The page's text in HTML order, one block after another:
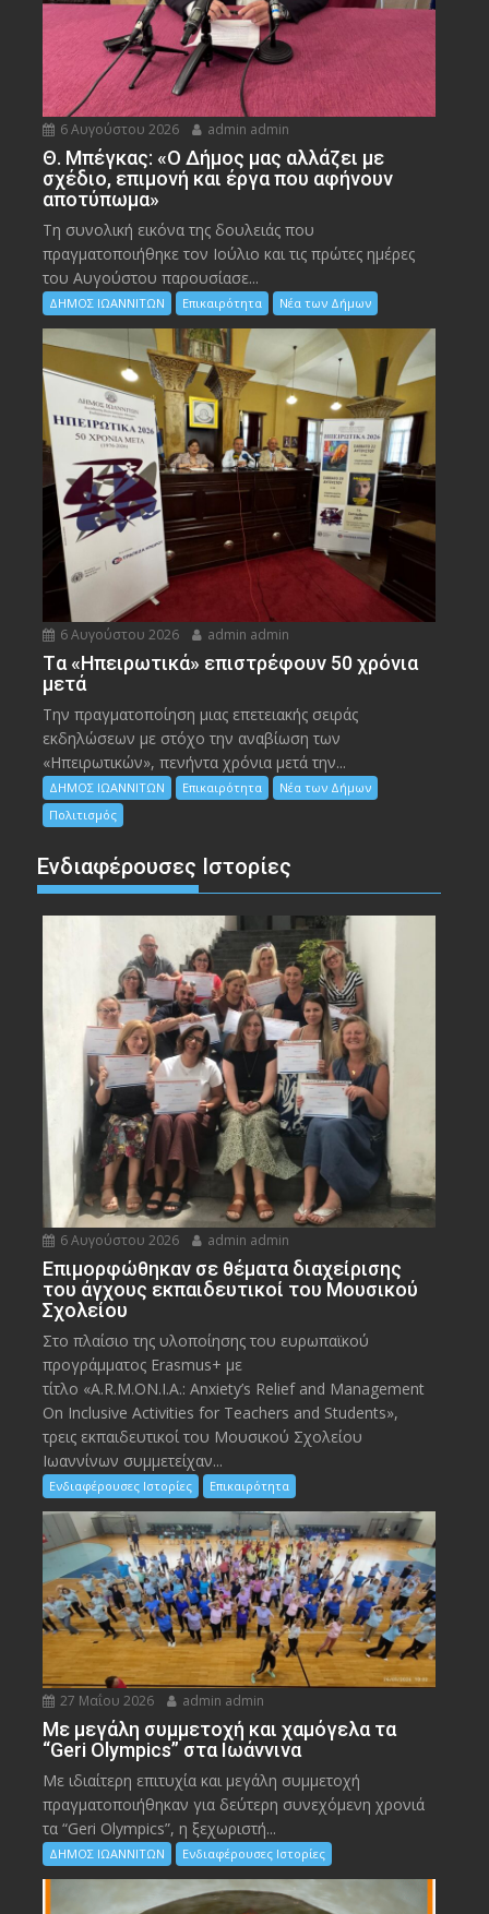
6 Αυγούστου 2026 admin admin
Θ. Μπέγκας: «Ο Δήμος μας αλλάζει με
σχέδιο, επιμονή και έργα που αφήνουν
αποτύπωμα»
Τη συνολική εικόνα της δουλειάς που
πραγματοποιήθηκε τον Ιούλιο και τις πρώτες ημέρες
του Αυγούστου παρουσίασε...
ΔΗΜΟΣ ΙΩΑΝΝΙΤΩΝ Επικαιρότητα Νέα των Δήμων
6 Αυγούστου 2026 admin admin
Tα «Ηπειρωτικά» επιστρέφουν 50 χρόνια
μετά
Την πραγματοποίηση μιας επετειακής σειράς
εκδηλώσεων με στόχο την αναβίωση των
«Ηπειρωτικών», πενήντα χρόνια μετά την...
ΔΗΜΟΣ ΙΩΑΝΝΙΤΩΝ Επικαιρότητα
Νέα των Δήμων
Πολιτισμός
Ενδιαφέρουσες Ιστορίες
6 Αυγούστου 2026 admin admin
Eπιμορφώθηκαν σε θέματα διαχείρισης
του άγχους εκπαιδευτικοί του Μουσικού
Σχολείου
Στο πλαίσιο της υλοποίησης του ευρωπαϊκού
προγράμματος Erasmus+ με
τίτλο «A.R.M.ON.I.A.: Anxiety’s Relief and Management
On Inclusive Activities for Teachers and Students»,
τρεις εκπαιδευτικοί του Μουσικού Σχολείου
Ιωαννίνων συμμετείχαν...
Ενδιαφέρουσες Ιστορίες Επικαιρότητα
27 Μαΐου 2026 admin admin
Με μεγάλη συμμετοχή και χαμόγελα τα
“Geri Olympics” στα Ιωάννινα
Με ιδιαίτερη επιτυχία και μεγάλη συμμετοχή
πραγματοποιήθηκαν για δεύτερη συνεχόμενη χρονιά
τα “Geri Olympics”, η ξεχωριστή...
ΔΗΜΟΣ ΙΩΑΝΝΙΤΩΝ Ενδιαφέρουσες Ιστορίες